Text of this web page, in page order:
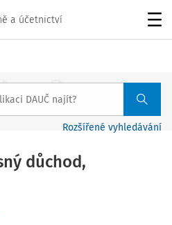
a účetnictví
Rozšířené vyhledávání
důchod,